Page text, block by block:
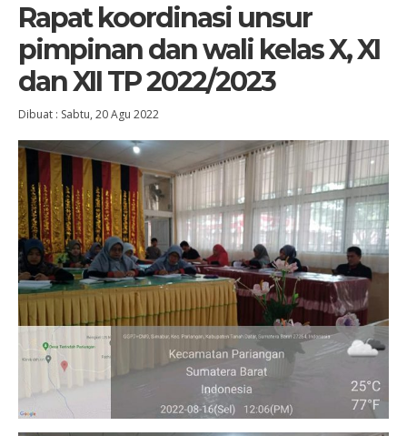
Rapat koordinasi unsur
pimpinan dan wali kelas X, XI
dan XII TP 2022/2023
Dibuat : Sabtu, 20 Agu 2022